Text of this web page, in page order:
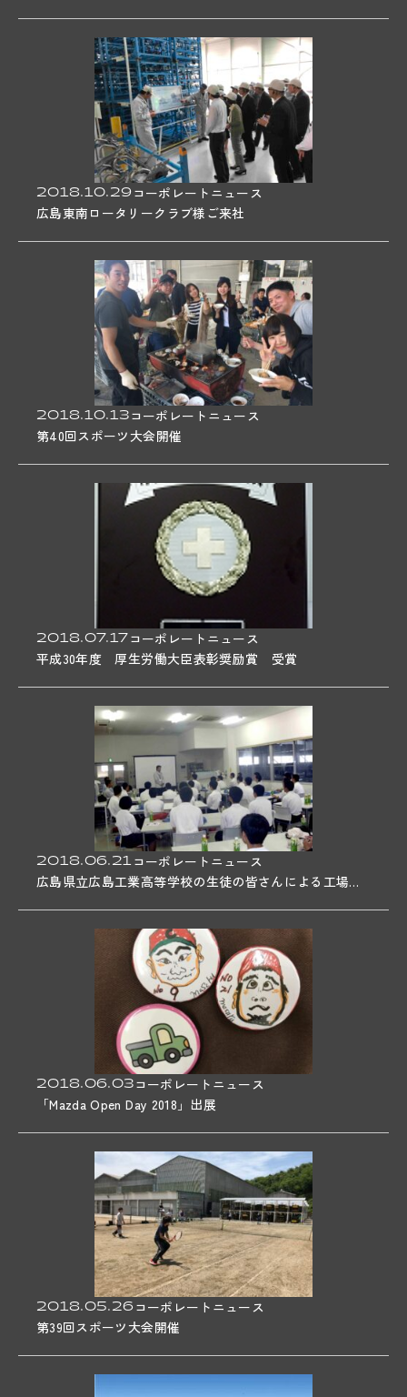
REQUIREMENTS
TOPICS
2018.10.29コーポレートニュース
広島東南ロータリークラブ様ご来社
2018.10.13コーポレートニュース
第40回スポーツ大会開催
2018.07.17コーポレートニュース
平成30年度 厚生労働大臣表彰奨励賞 受賞
2018.06.21コーポレートニュース
広島県立広島工業高等学校の生徒の皆さんによる工場見学
2018.06.03コーポレートニュース
「Mazda Open Day 2018」出展
2018.05.26 コーポレートニュース
第39回スポーツ大会開催